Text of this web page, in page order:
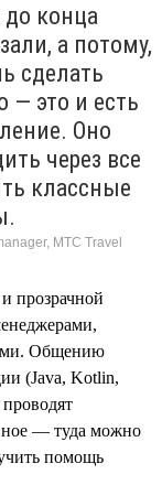
до конца
а потому,
сделать
— это и есть
Оно
через все
классные
МТС Travel
прозрачной
Общению
(Java, Kotlin,
— туда можно
помощь